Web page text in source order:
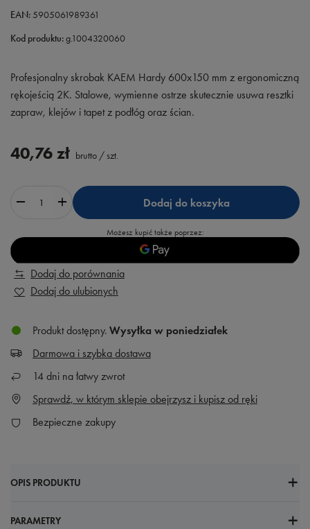
EAN:5905061989361
Kod produktu:g.1004320060
Profesjonalny skrobak KAEM Hardy 600x150 mm z ergonomiczną
rękojeścią 2K. Stalowe, wymienne ostrze skutecznie usuwa resztki
zapraw, klejów i tapet z podłóg oraz ścian.
40,76 zł brutto / szt.
Dodaj do koszyka
Możesz kupić także poprzez:
Dodaj do porównania
Dodaj do ulubionych
Produkt dostępny Wysyłka w poniedziałek
Darmowa i szybka dostawa
14 dni na łatwy zwrot
Sprawdź, w którym sklepie obejrzysz i kupisz od ręki
Bezpieczne zakupy
OPIS PRODUKTU
PARAMETRY